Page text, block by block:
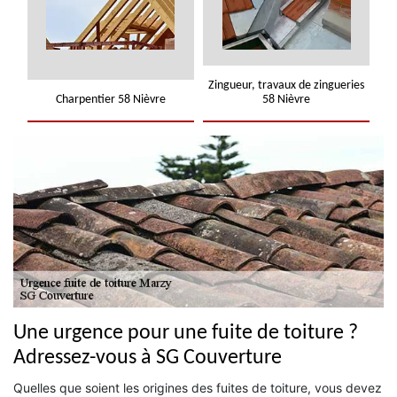
Charpentier 58 Nièvre
Zingueur, travaux de zingueries
58 Nièvre
Une urgence pour une fuite de toiture ?
Adressez-vous à SG Couverture
Quelles que soient les origines des fuites de toiture, vous devez